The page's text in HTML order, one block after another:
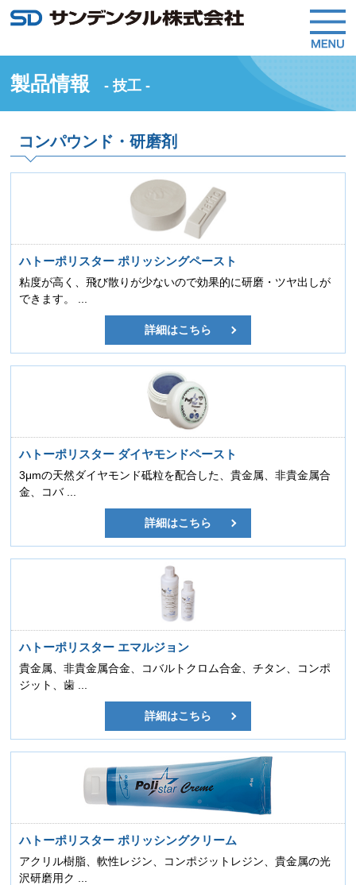
製品情報 - 技工 -
コンパウンド・研磨剤
ハトーポリスター ポリッシングペースト
粘度が高く、飛び散りが少ないので効果的に研磨・ツヤ出しが
できます。 ...
詳細はこちら
ハトーポリスター ダイヤモンドペースト
3μmの天然ダイヤモンド砥粒を配合した、貴金属、非貴金属合
金、コバ ...
詳細はこちら
ハトーポリスター エマルジョン
貴金属、非貴金属合金、コバルトクロム合金、チタン、コンポ
ジット、歯 ...
詳細はこちら
ハトーポリスター ポリッシングクリーム
アクリル樹脂、軟性レジン、コンポジットレジン、貴金属の光
沢研磨用ク ...